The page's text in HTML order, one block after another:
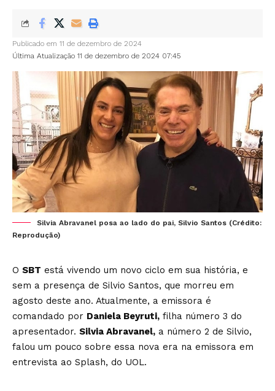
Última Atualização 11 de dezembro de 2024 07:45
Publicado em 11 de dezembro de 2024
Silvia Abravanel posa ao lado do pai, Silvio Santos (Crédito:
Reprodução)
O SBT está vivendo um novo ciclo em sua história, e
sem a presença de Silvio Santos, que morreu em
agosto deste ano. Atualmente, a emissora é
comandado por Daniela Beyruti, filha número 3 do
apresentador. Silvia Abravanel, a número 2 de Silvio,
falou um pouco sobre essa nova era na emissora em
entrevista ao Splash, do UOL.